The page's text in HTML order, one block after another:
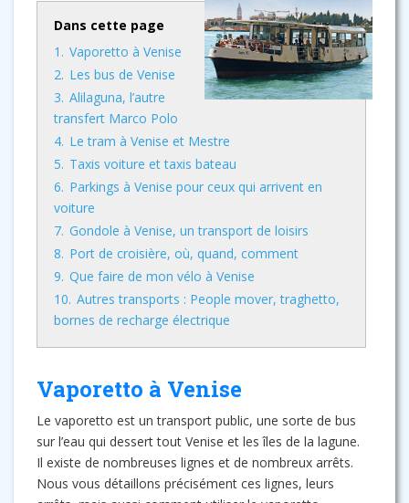
Dans cette page
1. Vaporetto à Venise
2. Les bus de Venise
3. Alilaguna, l’autre
transfert Marco Polo
4. Le tram à Venise et Mestre
5. Taxis voiture et taxis bateau
6. Parkings à Venise pour ceux qui arrivent en
voiture
7. Gondole à Venise, un transport de loisirs
8. Port de croisière, où, quand, comment
9. Que faire de mon vélo à Venise
10. Autres transports : People mover, traghetto,
bornes de recharge électrique
Vaporetto à Venise
Le vaporetto est un transport public, une sorte de bus
sur l’eau qui dessert tout Venise et les îles de la lagune.
Il existe de nombreuses lignes et de nombreux arrêts.
Nous vous détaillons précisément ces lignes, leurs